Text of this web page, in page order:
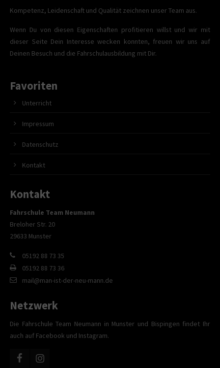
Kompetenz, Leidenschaft und Qualität zeichnen unser Team aus.
Wenn Du von diesen Eigenschaften profitieren willst und wir mit
dieser Seite Dein Interesse wecken konnten, freuen wir uns auf
Deinen Besuch und die Fahrschulausbildung mit Dir.
Favoriten
Unterricht
Impressum
Datenschutz
Kontakt
Kontakt
Fahrschule Team Neumann
Breloher Str. 20
29633 Munster
05192 88 73 35
05192 88 73 36
mail@man-ist-der-neu-mann.de
Netzwerk
Die Fahrschule Team Neumann in Munster und Bispingen findet Ihr
auch auf Facebook und Instagram.